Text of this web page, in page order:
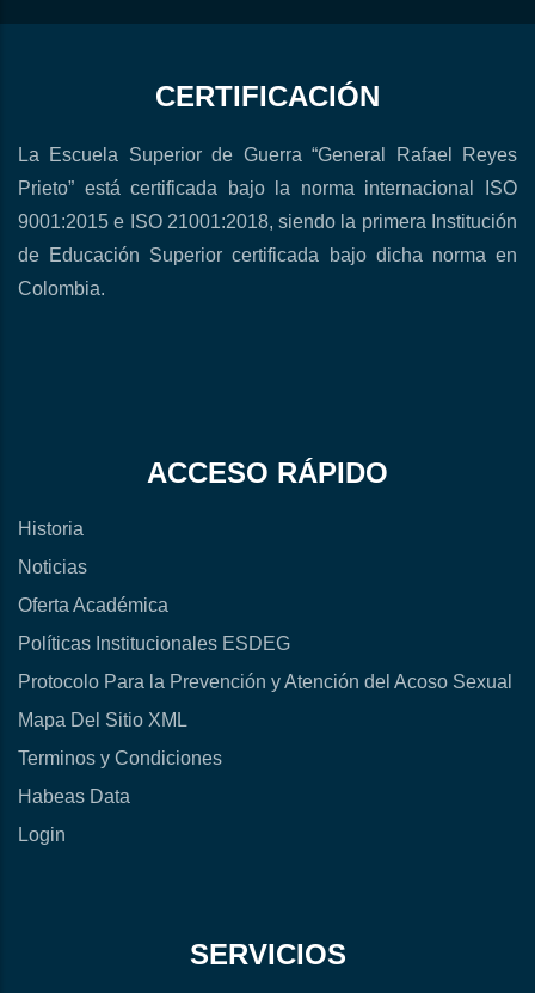
CERTIFICACIÓN
La Escuela Superior de Guerra “General Rafael Reyes
Prieto” está certificada bajo la norma internacional ISO
9001:2015 e ISO 21001:2018, siendo la primera Institución
de Educación Superior certificada bajo dicha norma en
Colombia.
ACCESO RÁPIDO
Historia
Noticias
Oferta Académica
Políticas Institucionales ESDEG
Protocolo Para la Prevención y Atención del Acoso Sexual
Mapa Del Sitio XML
Terminos y Condiciones
Habeas Data
Login
SERVICIOS